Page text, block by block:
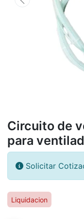
Circuito de
para
Solicitar
Liquidacion